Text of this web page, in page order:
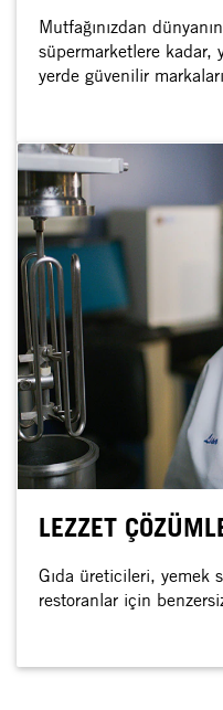
Mutfağınızdan
süpermarketlere kadar,
yerde güvenilir
LEZZET
Gıda üreticileri, yemek
restoranlar için